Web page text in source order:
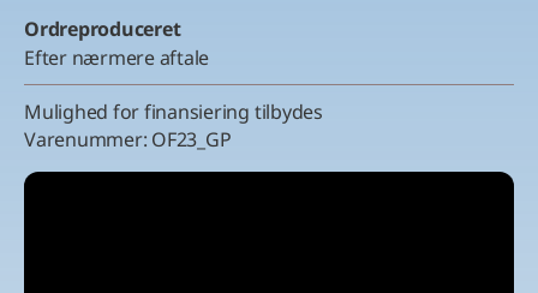
og
udfletter
antal
Ordreproduceret
Efter nærmere aftale
Mulighed for finansiering tilbydes
Varenummer: OF23_GP